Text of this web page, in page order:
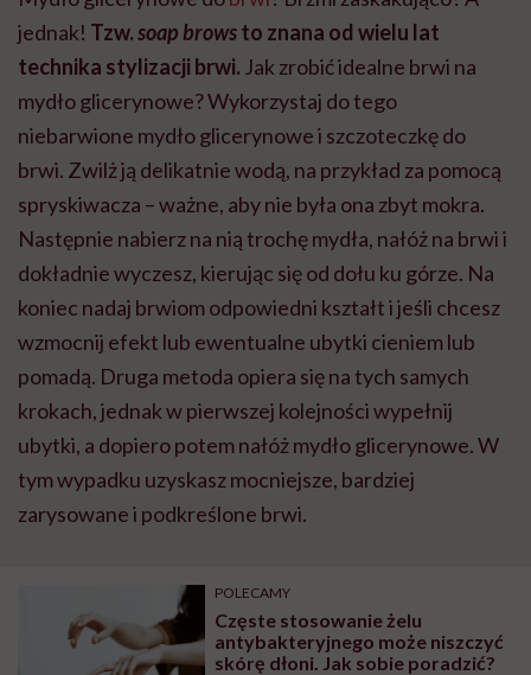
jednak! Tzw.soap browsto znana od wielu lat
technika stylizacji brwi. Jak zrobić idealne brwi na
mydło glicerynowe? Wykorzystaj do tego
niebarwione mydło glicerynowe i szczoteczkę do
brwi. Zwilż ją delikatnie wodą, na przykład za pomocą
spryskiwacza – ważne, aby nie była ona zbyt mokra.
Następnie nabierz na nią trochę mydła, nałóż na brwi i
dokładnie wyczesz, kierując się od dołu ku górze. Na
koniec nadaj brwiom odpowiedni kształt i jeśli chcesz
wzmocnij efekt lub ewentualne ubytki cieniem lub
pomadą. Druga metoda opiera się na tych samych
krokach, jednak w pierwszej kolejności wypełnij
ubytki, a dopiero potem nałóż mydło glicerynowe. W
tym wypadku uzyskasz mocniejsze, bardziej
zarysowane i podkreślone brwi.
POLECAMY
Częste stosowanie żelu
antybakteryjnego może niszczyć
skórę dłoni. Jak sobie poradzić?